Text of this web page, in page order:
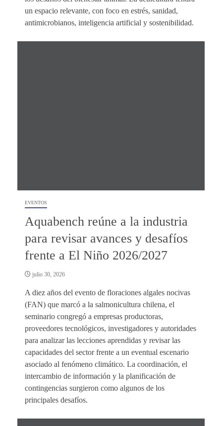
un espacio relevante, con foco en estrés, sanidad,
antimicrobianos, inteligencia artificial y sostenibilidad.
EVENTOS
Aquabench reúne a la industria
para revisar avances y desafíos
frente a El Niño 2026/2027
julio 30, 2026
A diez años del evento de floraciones algales nocivas
(FAN) que marcó a la salmonicultura chilena, el
seminario congregó a empresas productoras,
proveedores tecnológicos, investigadores y autoridades
para analizar las lecciones aprendidas y revisar las
capacidades del sector frente a un eventual escenario
asociado al fenómeno climático. La coordinación, el
intercambio de información y la planificación de
contingencias surgieron como algunos de los
principales desafíos.